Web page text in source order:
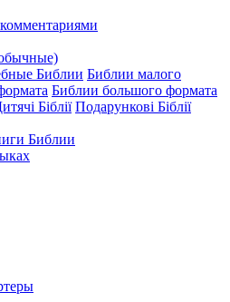
Библии Библии малого
Библии большого формата
Біблії Подарункові Біблії
Библии